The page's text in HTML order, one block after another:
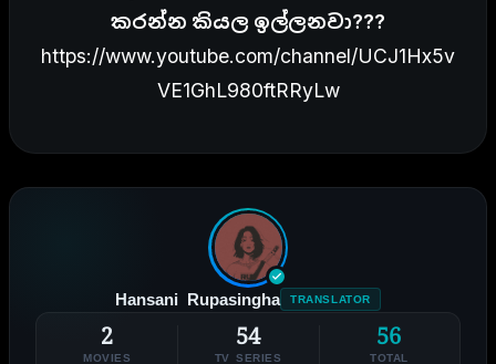
කරන්න කියල ඉල්ලනවා???
https://www.youtube.com/channel/UCJ1Hx5v
VE1GhL980ftRRyLw
Hansani Rupasingha TRANSLATOR
2
MOVIES
54
TV SERIES
56
TOTAL